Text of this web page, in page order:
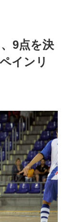
9点を決
インリ